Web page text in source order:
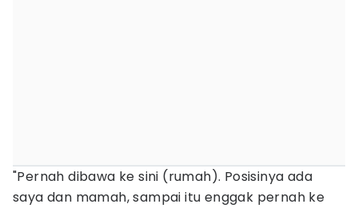
"Pernah dibawa ke sini (rumah). Posisinya ada
saya dan mamah, sampai itu enggak pernah ke